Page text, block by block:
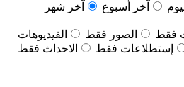
آخر أسبوع
آخر شهر
فقط الصور فقط
الفيديوهات
إستطلاعات فقط
الاحداث فقط